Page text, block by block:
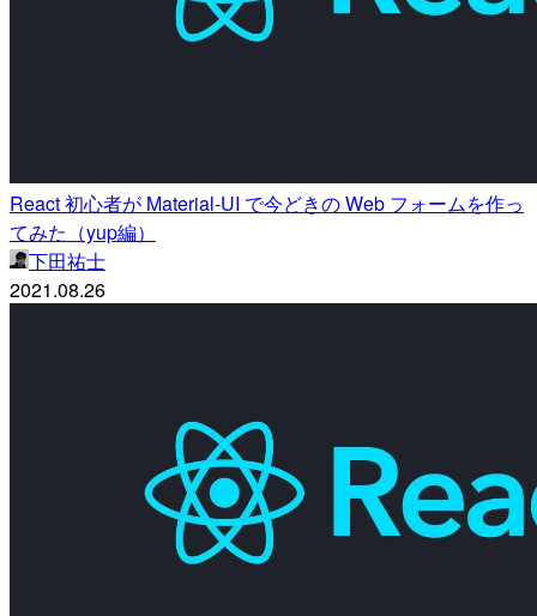
React 初心者が Material-UI で今どきの Web フォームを作っ
てみた（yup編）
下田祐士
2021.08.26